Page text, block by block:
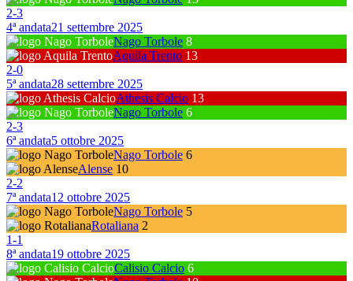
2-3
4ª andata21 settembre 2025
Nago Torbole 8
Aquila Trento 13
2-0
5ª andata28 settembre 2025
Athesis Calcio 13
Nago Torbole 6
2-3
6ª andata5 ottobre 2025
Nago Torbole 6
Alense 10
2-2
7ª andata12 ottobre 2025
Nago Torbole 5
Rotaliana 2
1-1
8ª andata19 ottobre 2025
Calisio Calcio 6